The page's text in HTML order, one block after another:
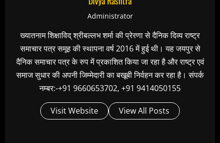
Administrator
ख्यातनाम शिक्षाविद् श्रीबल्लभ शर्मा की प्रेरणा से दैनिक दिव्य राष्ट्र
समाचार पत्र समूह की स्थापना वर्ष 2016 में हुई थी। यह जयपुर से
दैनिक समाचार पत्र के रुप में प्रकाशित किया जा रहा है और राष्ट्र एवं
समाज सुधार की अपनी जिम्मेदारी का बखूबी निर्वहन कर रहा है। संपर्क
नम्बर:-+91 9660653702, +91 9414050155
Visit Website View All Posts